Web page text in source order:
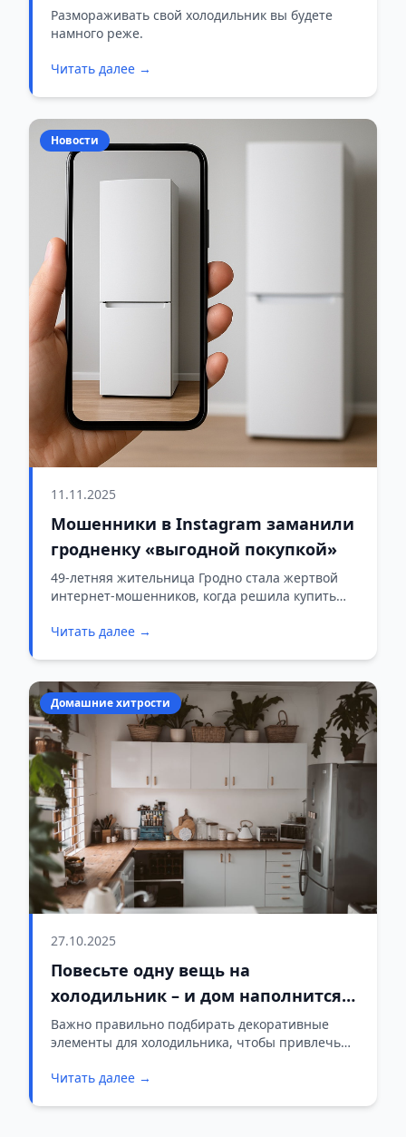
морозилке? Вот как просто от них
избавиться
Размораживать свой холодильник вы будете
намного реже.
Читать далее →
Новости
11.11.2025
Мошенники в Instagram заманили
гродненку «выгодной покупкой»
49-летняя жительница Гродно стала жертвой
интернет-мошенников, когда решила купить
Читать далее →
Домашние хитрости
27.10.2025
Повесьте одну вещь на
холодильник – и дом наполнится
деньгами
Важно правильно подбирать декоративные
элементы для холодильника, чтобы привлечь
Читать далее →